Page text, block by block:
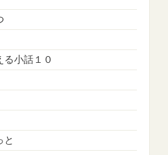
る小話１０
と